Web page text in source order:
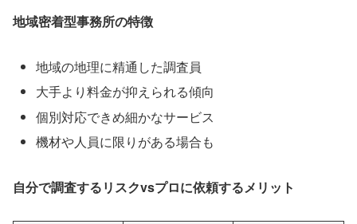
地域密着型事務所の特徴
地域の地理に精通した調査員
大手より料金が抑えられる傾向
個別対応できめ細かなサービス
機材や人員に限りがある場合も
自分で調査するリスクvsプロに依頼するメリット